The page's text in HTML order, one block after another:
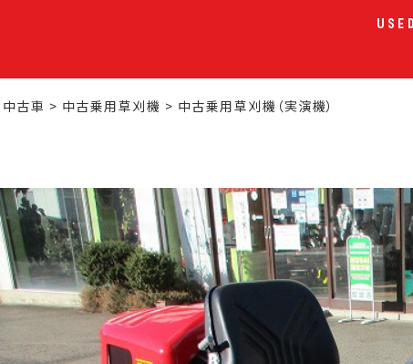
中古車 > 中古乗用草刈機 > 中古乗用草刈機（実演機）